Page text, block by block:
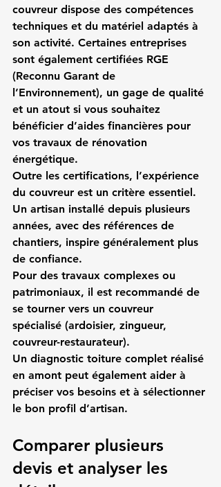
couvreur dispose des compétences
techniques et du matériel adaptés à
son activité. Certaines entreprises
sont également certifiées RGE
(Reconnu Garant de
l’Environnement), un gage de qualité
et un atout si vous souhaitez
bénéficier d’aides financières pour
vos travaux de rénovation
énergétique.
Outre les certifications, l’expérience
du couvreur est un critère essentiel.
Un artisan installé depuis plusieurs
années, avec des références de
chantiers, inspire généralement plus
de confiance.
Pour des travaux complexes ou
patrimoniaux, il est recommandé de
se tourner vers un couvreur
spécialisé (ardoisier, zingueur,
couvreur-restaurateur).
Un diagnostic toiture complet réalisé
en amont peut également aider à
préciser vos besoins et à sélectionner
le bon profil d’artisan.
Comparer plusieurs
devis et analyser les